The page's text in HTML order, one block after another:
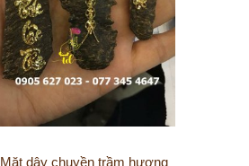
Mặt dây chuyền trầm hương